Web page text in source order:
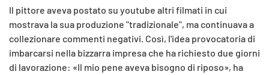
Il pittore aveva postato su youtube altri filmati in cui
mostrava la sua produzione "tradizionale", ma continuava a
collezionare commenti negativi. Così, l'idea provocatoria di
imbarcarsi nella bizzarra impresa che ha richiesto due giorni
di lavorazione: «Il mio pene aveva bisogno di riposo», ha